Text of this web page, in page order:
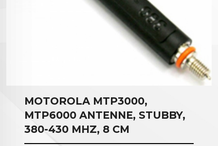
MOTOROLA MTP3000,
MTP6000 ANTENNE, STUBBY,
380-430 MHZ, 8 CM